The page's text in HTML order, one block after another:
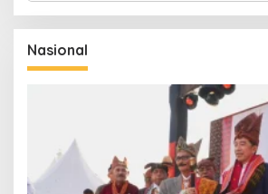
i
u
n
t
Nasional